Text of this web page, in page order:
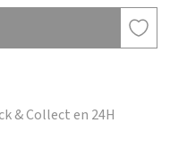
& Collect en 24H